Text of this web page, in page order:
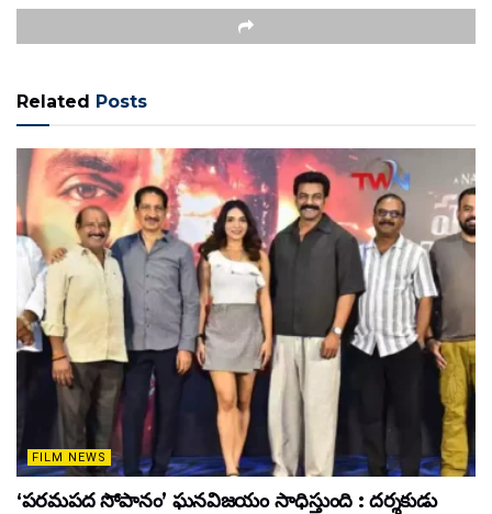
Related Posts
FILM NEWS
‘పరమపద సోపానం’ ఘనవిజయం సాధిస్తుంది : దర్శకుడు